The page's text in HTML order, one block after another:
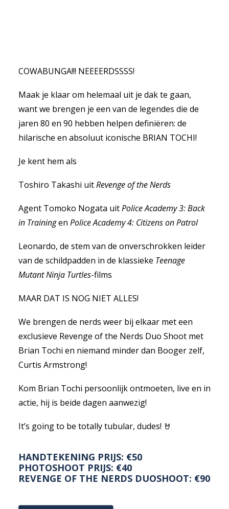
COWABUNGA!!! NEEEERDSSSS!
Maak je klaar om helemaal uit je dak te gaan,
want we brengen je een van de legendes die de
jaren 80 en 90 hebben helpen definiëren: de
hilarische en absoluut iconische BRIAN TOCHI!
Je kent hem als
Toshiro Takashi uitRevenge of the Nerds
Agent Tomoko Nogata uitPolice Academy 3: Back
in Trainingen Police Academy 4: Citizens on Patrol
Leonardo, de stem van de onverschrokken leider
van de schildpadden in de klassieke Teenage
Mutant Ninja Turtles-films
MAAR DAT IS NOG NIET ALLES!
We brengen de nerds weer bij elkaar met een
exclusieve Revenge of the Nerds Duo Shoot met
Brian Tochi en niemand minder dan Booger zelf,
Curtis Armstrong!
Kom Brian Tochi persoonlijk ontmoeten, live en in
actie, hij is beide dagen aanwezig!
It’s going to be totally tubular, dudes! 🤘
HANDTEKENING PRIJS: €50
PHOTOSHOOT PRIJS: €40
REVENGE OF THE NERDS DUOSHOOT: €90